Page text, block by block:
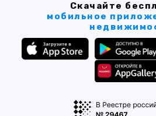
Скачайте
мобильное